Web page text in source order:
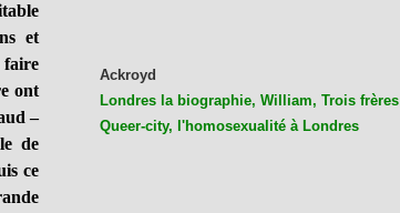
et
faire
ont
–
de
ce
Ackroyd
Londres la biographie, William, Trois frères
Queer-city, l'homosexualité à Londres